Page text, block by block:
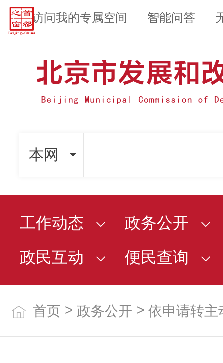
访问我的专属空间 智能问答
本网
工作动态
政务公开
政民互动
便民查询
首页 > 政务公开 > 依申请转主